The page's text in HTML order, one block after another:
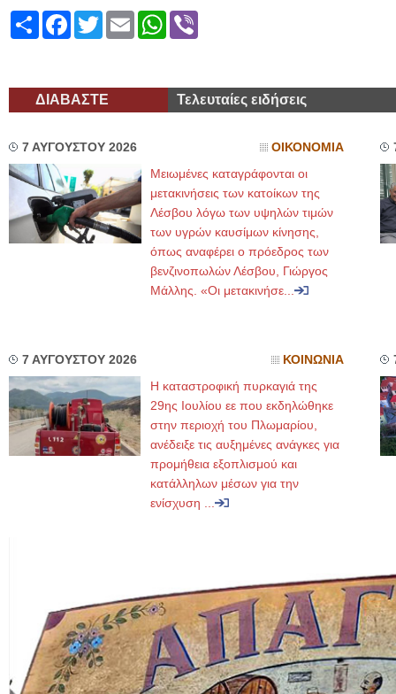
ShareFacebook
TwitterEmailWhatsApp
ΔΙΑΒΑΣΤΕ Τελευταίες ειδήσεις
7 ΑΥΓΟΥΣΤΟΥ 2026 ΟΙΚΟΝΟΜΙΑ
Μειωμένες καταγράφονται οι
μετακινήσεις των κατοίκων της
Λέσβου λόγω των υψηλών τιμών
των υγρών καυσίμων κίνησης,
όπως αναφέρει ο πρόεδρος των
βενζινοπωλών Λέσβου, Γιώργος
Μάλλης. «Οι μετακινήσε...
7 ΑΥΓΟΥΣΤΟΥ 2026 ΚΟΙΝΩΝΙΑ
Η καταστροφική πυρκαγιά της
29ης Ιουλίου εε που εκδηλώθηκε
στην περιοχή του Πλωμαρίου,
ανέδειξε τις αυξημένες ανάγκες για
προμήθεια εξοπλισμού και
κατάλληλων μέσων για την
ενίσχυση ...